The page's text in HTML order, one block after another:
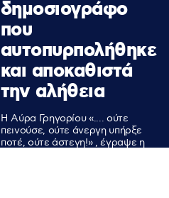
δημοσιογράφο
που
αυτοπυρπολήθηκε
και αποκαθιστά
την αλήθεια
Η Αύρα Γρηγορίου «.... ούτε
πεινούσε, ούτε άνεργη υπήρξε
ποτέ, ούτε άστεγη!» , έγραψε η